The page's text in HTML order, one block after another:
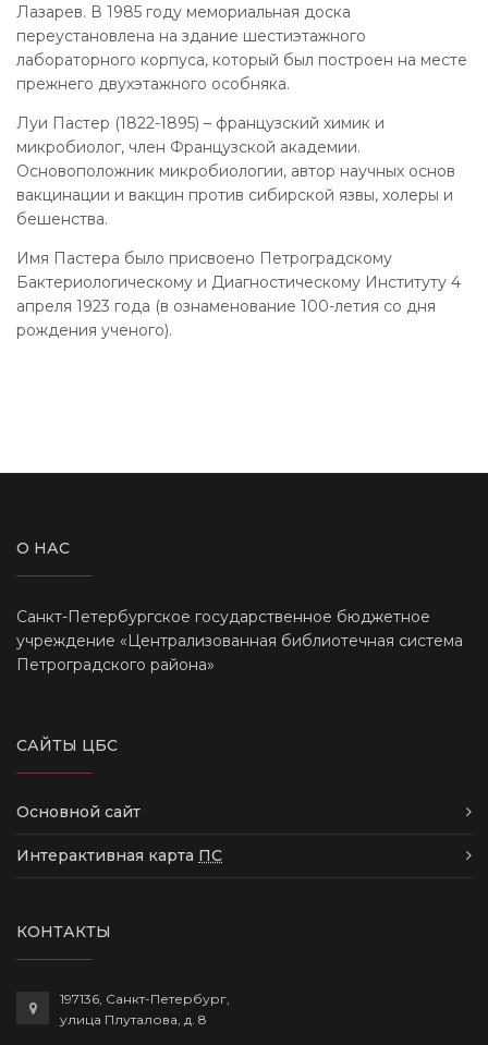
Лазарев. В 1985 году мемориальная доска
переустановлена на здание шестиэтажного
лабораторного корпуса, который был построен на месте
прежнего двухэтажного особняка.
Луи Пастер (1822-1895) – французский химик и
микробиолог, член Французской академии.
Основоположник микробиологии, автор научных основ
вакцинации и вакцин против сибирской язвы, холеры и
бешенства.
Имя Пастера было присвоено Петроградскому
Бактериологическому и Диагностическому Институту 4
апреля 1923 года (в ознаменование 100-летия со дня
рождения ученого).
О НАС
Санкт-Петербургское государственное бюджетное
учреждение «Централизованная библиотечная система
Петроградского района»
САЙТЫ ЦБС
Основной сайт
Интерактивная карта ПС
КОНТАКТЫ
197136, Санкт-Петербург,
улица Плуталова, д. 8